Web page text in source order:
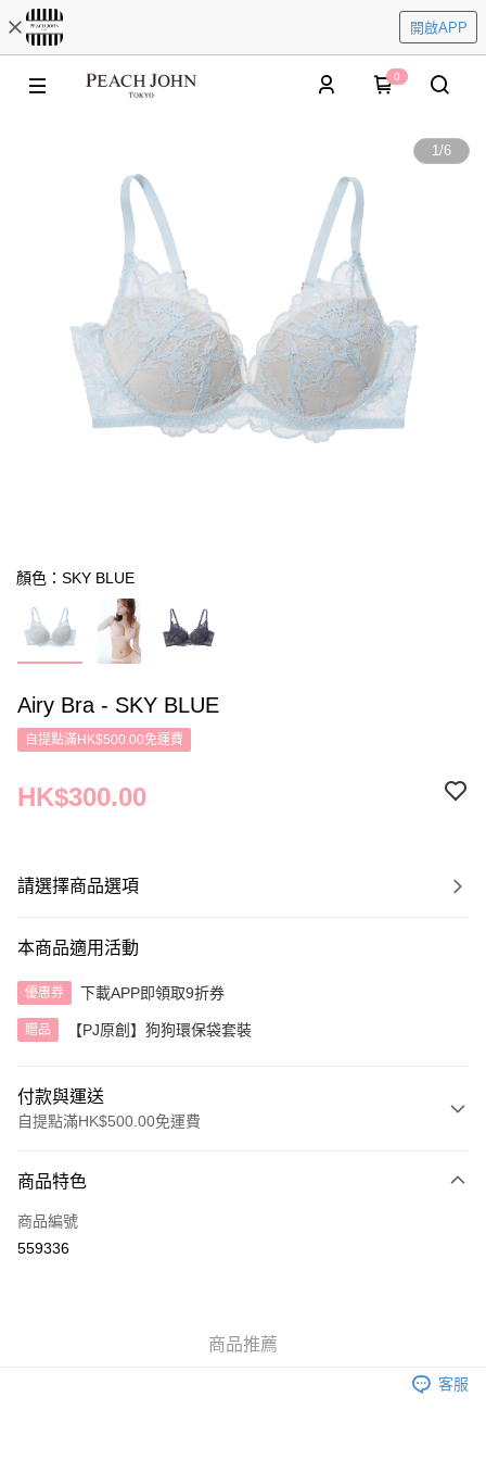
開啟APP
0
1/6
顏色：SKY BLUE
Airy Bra - SKY BLUE
自提點滿HK$500.00免運費
HK$300.00
請選擇商品選項
本商品適用活動
優惠券 下載APP即領取9折券
贈品 【PJ原創】狗狗環保袋套裝
付款與運送
自提點滿HK$500.00免運費
信用卡
AlipayHK
每筆HK$40.00，滿HK$500.00或以上免運費
商品特色
商品編號
559336
商品推薦
客服